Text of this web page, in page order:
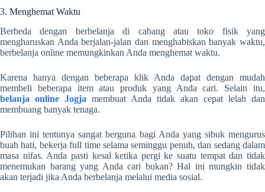
3. Menghemat Waktu
Berbeda dengan berbelanja di cabang atau toko fisik yang
mengharuskan Anda berjalan-jalan dan menghabiskan banyak waktu,
berbelanja online memungkinkan Anda menghemat waktu.
Karena hanya dengan beberapa klik Anda dapat dengan mudah
membeli beberapa item atau produk yang Anda cari. Selain itu,
belanja online Jogja membuat Anda tidak akan cepat lelah dan
membuang banyak tenaga.
Pilihan ini tentunya sangat berguna bagi Anda yang sibuk mengurus
buah hati, bekerja full time selama seminggu penuh, dan sedang dalam
masa nifas. Anda pasti kesal ketika pergi ke suatu tempat dan tidak
menemukan barang yang Anda cari bukan? Hal ini mungkin tidak
akan terjadi jika Anda berbelanja melalui media sosial.